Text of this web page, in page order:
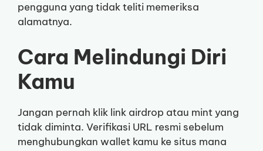
pengguna yang tidak teliti memeriksa
alamatnya.
Cara Melindungi Diri
Kamu
Jangan pernah klik link airdrop atau mint yang
tidak diminta. Verifikasi URL resmi sebelum
menghubungkan wallet kamu ke situs mana